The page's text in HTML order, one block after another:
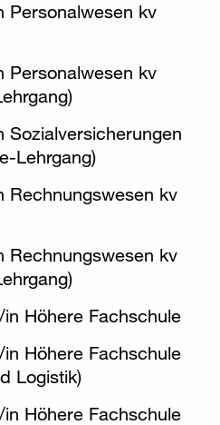
Personalwesen kv
Personalwesen kv
Sozialversicherungen
Lehrgang)
Rechnungswesen kv
Rechnungswesen kv
Höhere Fachschule
Höhere Fachschule
Logistik)
Höhere Fachschule